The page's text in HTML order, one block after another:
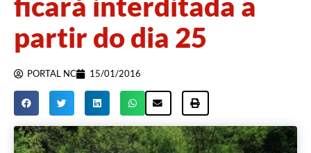
partir do dia 25
PORTAL NC 15/01/2016